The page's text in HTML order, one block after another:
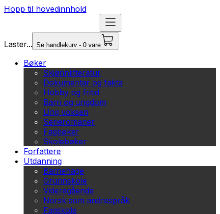
Hopp til hovedinnhold
Laster... Se handlekurv - 0 vare
Bøker
Skjønnlitteratur
Dokumentar og fakta
Hobby og fritid
Barn og ungdom
Ung voksen
Serieromaner
Fagbøker
Skolebøker
Forfattere
Utdanning
Barnehage
Grunnskole
Videregående
Norsk som andrespråk
Fagskole